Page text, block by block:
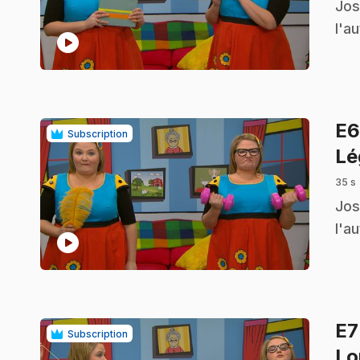
play_circle
.
Subscription
play_circle
E6
35 s
.
Subscription E7